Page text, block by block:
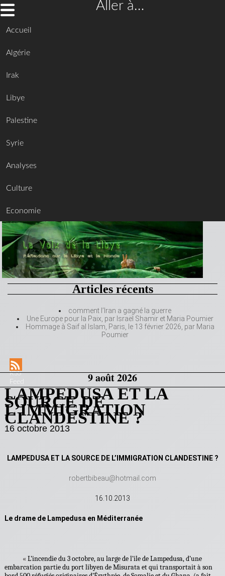
Aller à…
Accueil
Algérie
Irak
Libye
Palestine
Syrie
Analyses
Culture
Economie
Articles récents
comment l’Iran a gagné la guerre
Une Europe pour la Paix, par Israël Shamir et Maria Poumier
Hommage à Saif al Islam, Paris, le 13 février 2026, par Maria
Poumier
RSS
Feed
9 août 2026
LAMPEDUSA ET LA
SOURCE DE
L’IMMIGRATION
CLANDESTINE ?
16 octobre 2013
LAMPEDUSA ET LA SOURCE DE L’IMMIGRATION CLANDESTINE ?
robertbibeau@hotmail.com
16.10.2013
Le drame de Lampedusa en Méditerranée
« L’incendie du 3 octobre, au large de l’ile de Lampedusa, d’une
embarcation partie du port libyen de Misurata et qui transportait à son